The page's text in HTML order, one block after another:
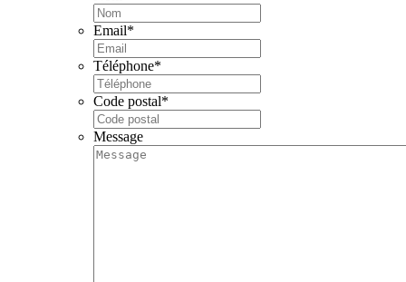
Email*
Téléphone*
Code postal*
Message